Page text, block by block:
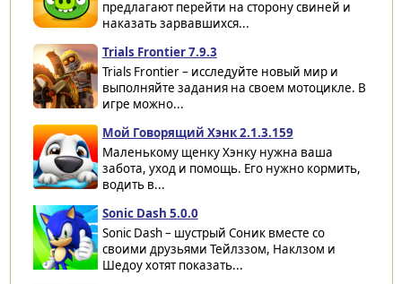
предлагают перейти на сторону свиней и
наказать зарвавшихся...
Trials Frontier 7.9.3
Trials Frontier – исследуйте новый мир и
выполняйте задания на своем мотоцикле. В
игре можно...
Мой Говорящий Хэнк 2.1.3.159
Маленькому щенку Хэнку нужна ваша
забота, уход и помощь. Его нужно кормить,
водить в...
Sonic Dash 5.0.0
Sonic Dash – шустрый Соник вместе со
своими друзьями Тейлззом, Наклзом и
Шедоу хотят показать...